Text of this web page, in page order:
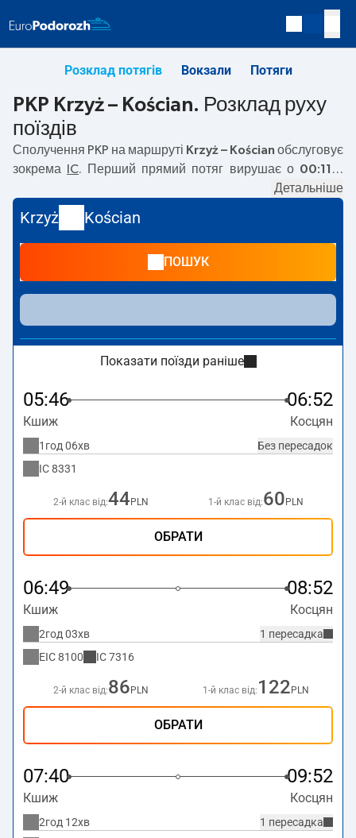
Розклад потягів Вокзали Потяги
PKP Krzyż – Kościan. Розклад руху
поїздів
Сполучення PKP на маршруті Krzyż – Kościan обслуговує
зокрема
IC . Перший прямий потяг вирушає о 00:11 з
20:35. Найшвидший маршрут пропонує потяг без
пересадок
ŚLĄZAK . Подорож цим потягом триває
На маршрутіKrzyż–Kościanкурсують також інші потяги:
— пропонують нижчу ціну квитка
і зазвичай довший час подорожі. Потяг завершує
маршрут на станції Kościan.
Детальніше
Krzyż Kościan
ПОШУК
Показати поїзди раніше
05:46 06:52
Кшиж Косцян
Без пересадок
1год 06хв
IC8331
2-й клас від:44 PLN 1-й клас від:60 PLN
ОБРАТИ
06:49 08:52
Кшиж Косцян
1 пересадка
2год 03хв
EIC8100 IC7316
2-й клас від:86 PLN 1-й клас від: 122 PLN
ОБРАТИ
07:40 09:52
Кшиж Косцян
1 пересадка
2год 12хв